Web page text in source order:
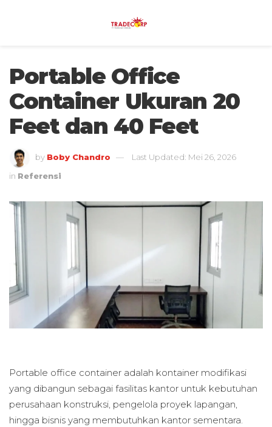
Portable Office
Container Ukuran 20
Feet dan 40 Feet
by Boby Chandro
Last Updated: Mei 26, 2026
in Referensi
Portable office container adalah kontainer modifikasi
yang dibangun sebagai fasilitas kantor untuk kebutuhan
perusahaan konstruksi, pengelola proyek lapangan,
hingga bisnis yang membutuhkan kantor sementara.